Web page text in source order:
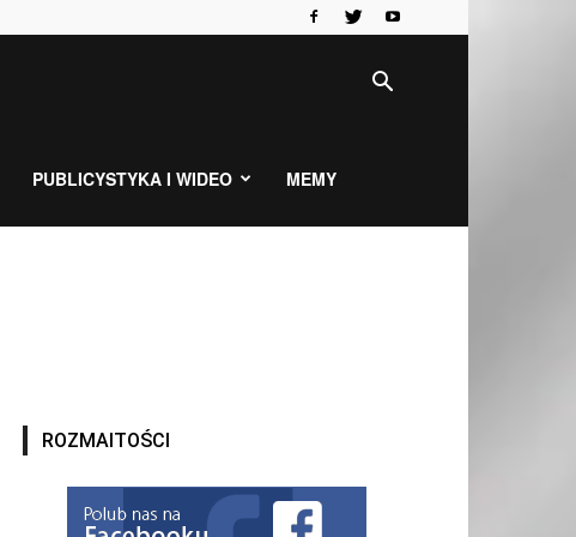
PUBLICYSTYKA I WIDEO MEMY
ROZMAITOŚCI